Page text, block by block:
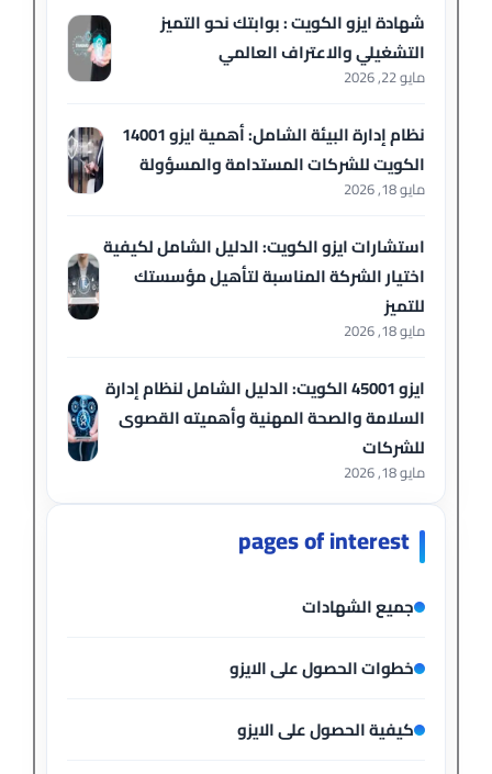
شهادة ايزو الكويت : بوابتك نحو التميز
التشغيلي والاعتراف العالمي
مايو 22, 2026
نظام إدارة البيئة الشامل: أهمية ايزو 14001
الكويت للشركات المستدامة والمسؤولة
مايو 18, 2026
استشارات ايزو الكويت: الدليل الشامل لكيفية
اختيار الشركة المناسبة لتأهيل مؤسستك
للتميز
مايو 18, 2026
ايزو 45001 الكويت: الدليل الشامل لنظام إدارة
السلامة والصحة المهنية وأهميته القصوى
للشركات
مايو 18, 2026
pages of interest
جميع الشهادات
خطوات الحصول على الايزو
كيفية الحصول على الايزو